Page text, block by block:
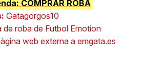
COMPRAR ROBA
Gatagorgos10
de roba de Futbol Emotion
web externa a emgata.es